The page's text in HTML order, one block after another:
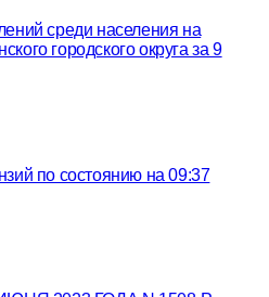
среди населения на
городского округа за 9
по состоянию на 09:37